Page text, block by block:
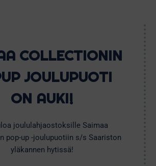
COLLECTIONIN
JOULUPUOTI
ON AUKI!
joululahjaostoksille Saimaa
pop-up -joulupuotiin s/s Saariston
yläkannen hytissä!